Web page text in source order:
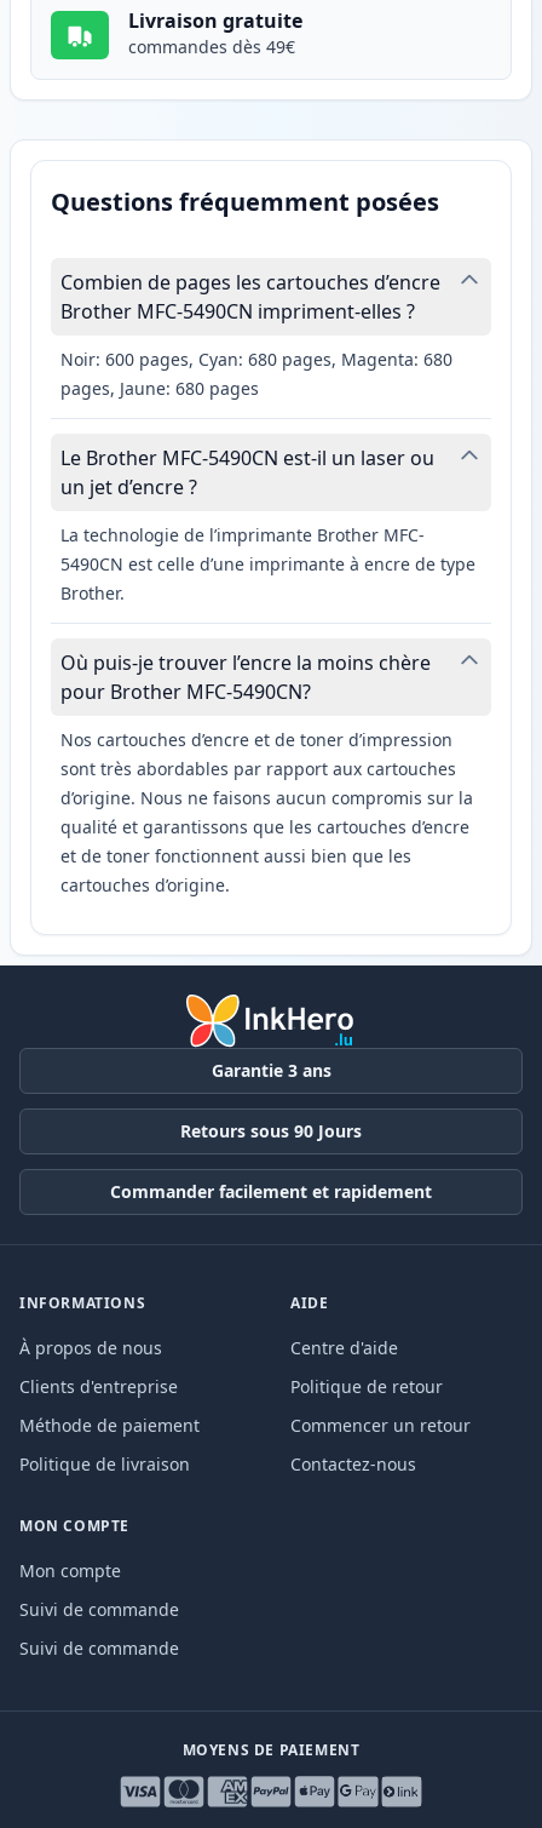
Livraison gratuite
commandes dès 49€
Questions fréquemment posées
Combien de pages les cartouches d’encre
Brother MFC-5490CN impriment-elles ?
Noir: 600 pages, Cyan: 680 pages, Magenta: 680
pages, Jaune: 680 pages
Le Brother MFC-5490CN est-il un laser ou
un jet d’encre ?
La technologie de l’imprimante Brother MFC-
5490CN est celle d’une imprimante à encre de type
Brother.
Où puis-je trouver l’encre la moins chère
pour Brother MFC-5490CN?
Nos cartouches d’encre et de toner d’impression
sont très abordables par rapport aux cartouches
d’origine. Nous ne faisons aucun compromis sur la
qualité et garantissons que les cartouches d’encre
et de toner fonctionnent aussi bien que les
cartouches d’origine.
Garantie 3 ans
Retours sous 90 Jours
Commander facilement et rapidement
INFORMATIONS
À propos de nous
Clients d'entreprise
Méthode de paiement
Politique de livraison
AIDE
Centre d'aide
Politique de retour
Commencer un retour
Contactez-nous
MON COMPTE
Mon compte
Suivi de commande
Suivi de commande
MOYENS DE PAIEMENT